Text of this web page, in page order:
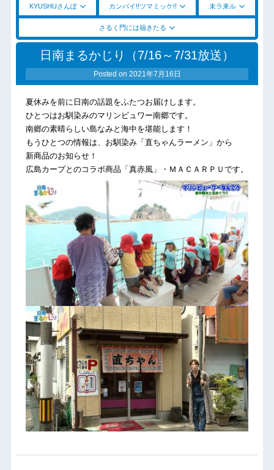
KYUSHUさんぽ カンパイ!!ツマミッケ!! 未ラ来ル
さるく門には福きたる
日南まるかじり（7/16～7/31放送）
Posted on 2021年7月16日
夏休みを前に日南の話題をふたつお届けします。
ひとつはお馴染みのマリンビュワー南郷です。
南郷の素晴らしい島なみと海中を堪能します！
もうひとつの情報は、お馴染み「直ちゃんラーメン」から
新商品のお知らせ！
広島カープとのコラボ商品「真赤風」・ＭＡＣＡＲＰＵです。